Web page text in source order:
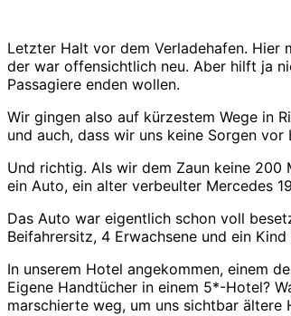
Letzter Halt vor dem Verladehafen. Hier
der war offensichtlich neu. Aber hilft ja
Passagiere enden wollen.
Wir gingen also auf kürzestem Wege in
und auch, dass wir uns keine Sorgen vor
Und richtig. Als wir dem Zaun keine
ein Auto, ein alter verbeulter Mercedes
Das Auto war eigentlich schon voll
Beifahrersitz, 4 Erwachsene und ein
In unserem Hotel angekommen, einem
Eigene Handtücher in einem 5*-Hotel?
marschierte weg, um uns sichtbar ältere